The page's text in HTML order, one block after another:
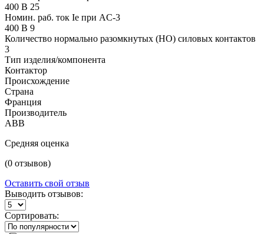
400 В 25
Номин. раб. ток Ie при AC-3
400 В 9
Количество нормально разомкнутых (НО) силовых контактов
3
Тип изделия/компонента
Контактор
Происхождение
Страна
Франция
Производитель
ABB
Средняя оценка
(0 отзывов)
Оставить свой отзыв
Выводить отзывов:
Сортировать: